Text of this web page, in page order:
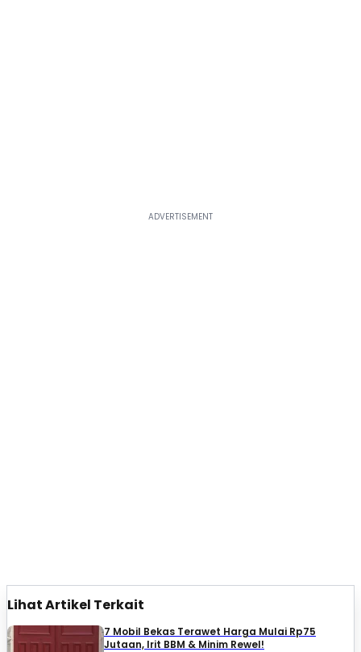
Lihat Artikel Terkait
7 Mobil Bekas Terawet Harga Mulai Rp75
Jutaan, Irit BBM & Minim Rewel!